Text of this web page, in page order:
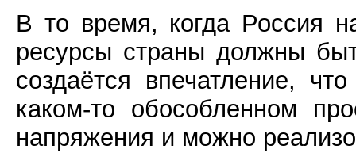
В то время, когда Россия
ресурсы страны должны
создаётся впечатление,
каком-то обособленном
напряжения и можно